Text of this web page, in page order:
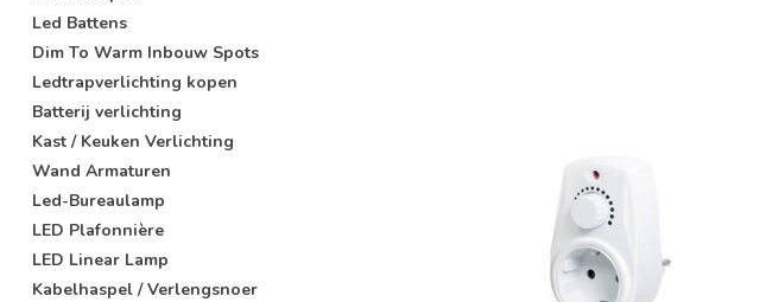
Led Battens
Dim To Warm Inbouw Spots
Ledtrapverlichting kopen
Batterij verlichting
Kast / Keuken Verlichting
Wand Armaturen
Led-Bureaulamp
LED Plafonnière
LED Linear Lamp
Kabelhaspel / Verlengsnoer